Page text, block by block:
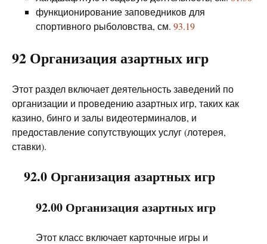
функционирование заповедников для
спортивного рыболовства, см. 93.19
92 Организация азартных игр
Этот раздел включает деятельность заведений по
организации и проведению азартных игр, таких как
казино, бинго и залы видеотерминалов, и
предоставление сопутствующих услуг (лотерея,
ставки).
92.0 Организация азартных игр
92.00 Организация азартных игр
Этот класс включает карточные игры и